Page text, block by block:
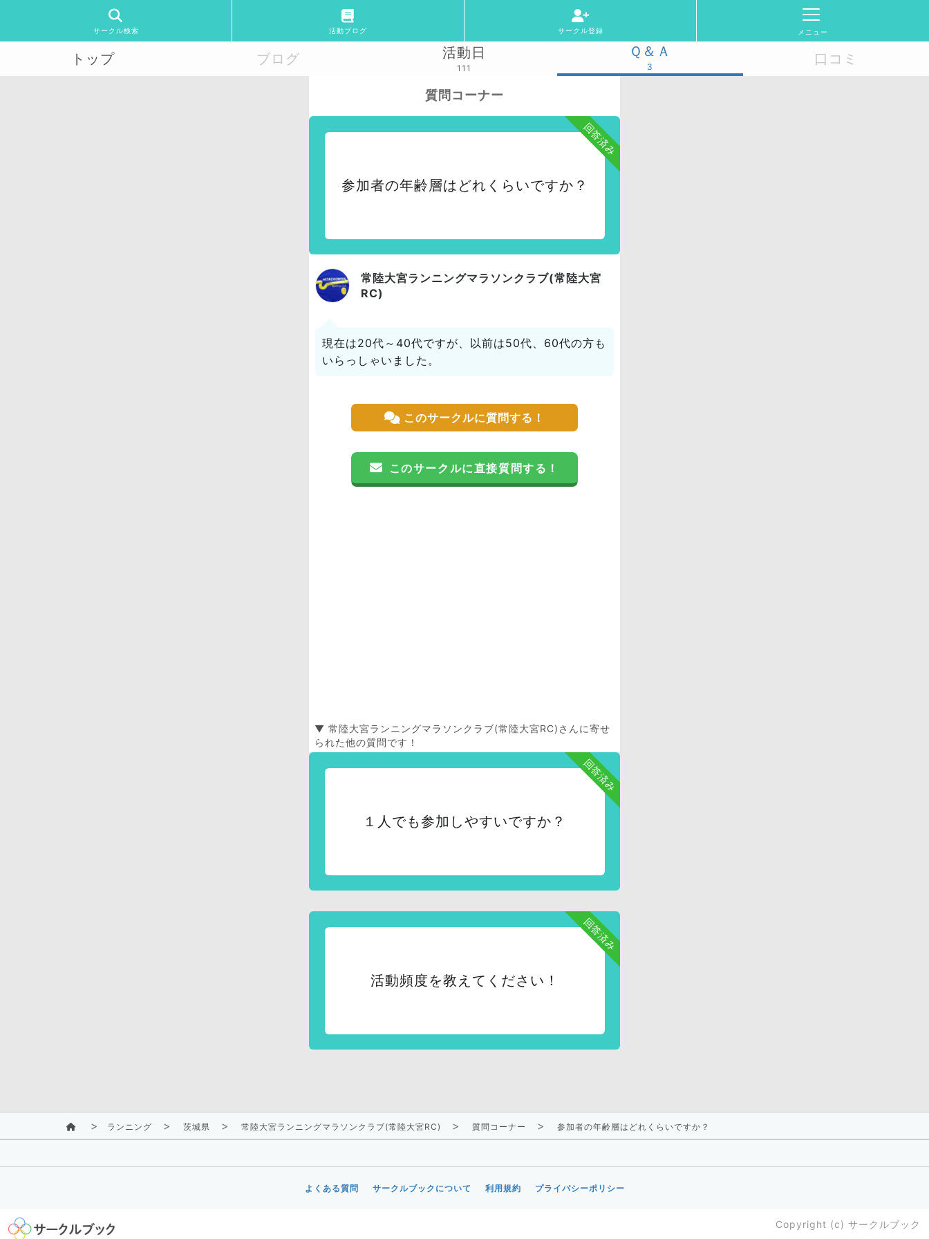
サークル検索 活動ブログ サークル登録 メニュー
トップ ブログ 活動日
111
Ｑ＆Ａ
3 口コミ
質問コーナー
回答済み
参加者の年齢層はどれくらいですか？
常陸大宮ランニングマラソンクラブ(常陸大宮
RC)
現在は20代～40代ですが、以前は50代、60代の方も
いらっしゃいました。
このサークルに質問する！
このサークルに直接質問する！
▼ 常陸大宮ランニングマラソンクラブ(常陸大宮RC)さんに寄せ
られた他の質問です！
回答済み
１人でも参加しやすいですか？
回答済み
活動頻度を教えてください！
ランニング 茨城県 常陸大宮ランニングマラソンクラブ(常陸大宮RC) 質問コーナー 参加者の年齢層はどれくらいですか？
よくある質問 サークルブックについて 利用規約 プライバシーポリシー
Copyright (c) サークルブック